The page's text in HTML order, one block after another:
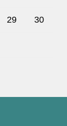
29 30